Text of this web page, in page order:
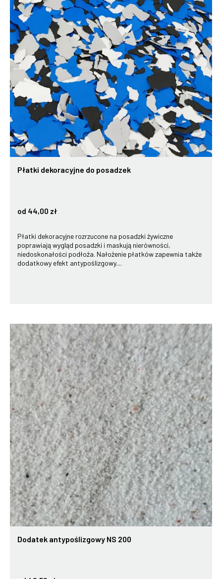
Płatki dekoracyjne do posadzek
od 44,00 zł
Płatki dekoracyjne rozrzucone na posadzki żywiczne
poprawiają wygląd posadzki i maskują nierówności,
niedoskonałości podłoża. Nałożenie płatków zapewnia także
dodatkowy efekt antypoślizgowy....
Dodatek antypoślizgowy NS 200